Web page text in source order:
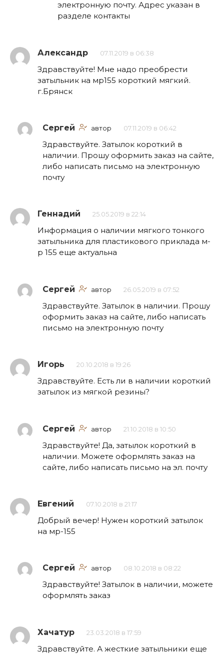
электронную почту. Адрес указан в
разделе контакты
Александр 07.11.2019 в 06:38
Здравствуйте! Мне надо преобрести
затыльник на мр155 короткий мягкий.
г.Брянск
Сергей автор 07.11.2019 в 06:42
Здравствуйте. Затылок короткий в
наличии. Прошу оформить заказ на сайте,
либо написать письмо на электронную
почту
Геннадий 25.05.2019 в 22:14
Информация о наличии мягкого тонкого
затыльника для пластикового приклада м-
р 155 еще актуальна
Сергей автор 26.05.2019 в 07:52
Здравствуйте. Затылок в наличии. Прошу
оформить заказ на сайте, либо написать
письмо на электронную почту
Игорь 20.10.2018 в 19:26
Здравствуйте. Есть ли в наличии короткий
затылок из мягкой резины?
Сергей автор 21.10.2018 в 10:50
Здравствуйте! Да, затылок короткий в
наличии. Можете оформлять заказ на
сайте, либо написать письмо на эл. почту
Евгений 07.10.2018 в 21:17
Добрый вечер! Нужен короткий затылок
на мр-155
Сергей автор 08.10.2018 в 08:22
Здравствуйте! Затылок в наличии, можете
оформлять заказ
Хачатур 23.03.2018 в 17:59
Здравствуйте. А жесткие затыльники еще